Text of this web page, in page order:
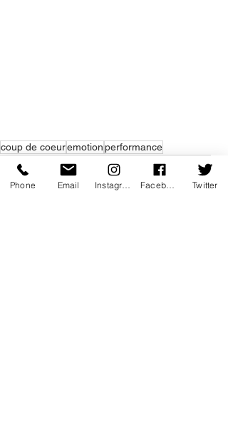
coup de coeuremotionperformance
Les "Fou" de FOUD'ARTemouvantoff avignon
festival d'avignon
documentaire
culture
Théâtre
Phone Email Twitter